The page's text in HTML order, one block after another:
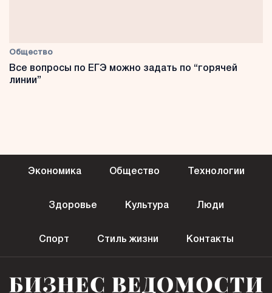
Общество
Все вопросы по ЕГЭ можно задать по “горячей
линии”
Экономика Общество Технологии
Здоровье Культура Люди
Спорт Стиль жизни Контакты